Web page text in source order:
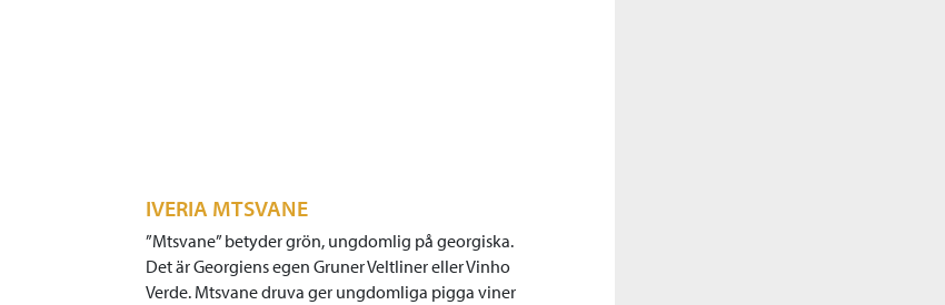
IVERIA MTSVANE
”Mtsvane” betyder grön, ungdomlig på georgiska.
Det är Georgiens egen Gruner Veltliner eller Vinho
Verde. Mtsvane druva ger ungdomliga pigga viner